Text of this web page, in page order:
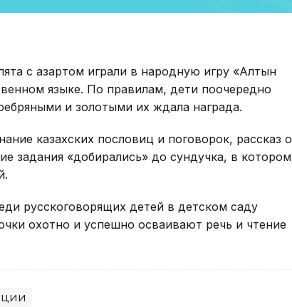
с азартом играли в народную игру «Алтын
языке. По правилам, дети поочередно
и золотыми их ждала награда.
казахских пословиц и поговорок, рассказ о
задания «добирались» до сундучка, в котором
русскоговорящих детей в детском саду
охотно и успешно осваивают речь и чтение